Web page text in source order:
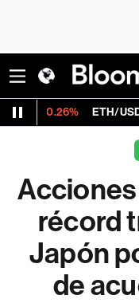
ETH/USD 1,894.963
récord
Japón
de